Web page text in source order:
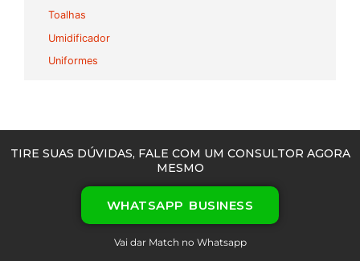
Toalhas
Umidificador
Uniformes
TIRE SUAS DÚVIDAS, FALE COM UM CONSULTOR AGORA
MESMO
WHATSAPP BUSINESS
Vai dar Match no Whatsapp